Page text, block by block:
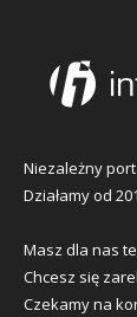
Niezależny
Działamy od
Masz dla nas
Chcesz się
Czekamy na